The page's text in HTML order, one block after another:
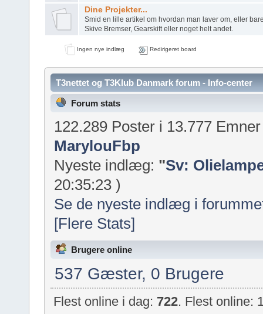
Dine Projekter...
Smid en lille artikel om hvordan man laver om, eller
Skive Bremser, Gearskift eller noget helt andet.
Ingen nye indlæg Redirigeret board
T3nettet og T3Klub Danmark forum - Info-center
Forum stats
122.289 Poster i 13.777
MarylouFbp
Nyeste indlæg: "Sv:
20:35:23 )
Se de nyeste indlæg i
[Flere Stats]
Brugere online
537 Gæster, 0 Brugere
Flest online i dag: 722. Flest online: